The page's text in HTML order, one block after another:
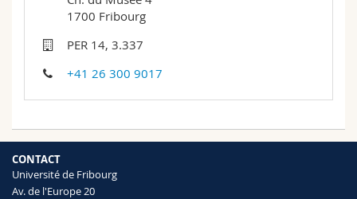
Sciences de l'éducation et de la formation
Sciences et médecine
Interfacultaire
Chercheurs
Collaborateurs
Doctorants
Bibliothèques
Webmail
Programme des cours
MyUnifr
1700 Fribourg
PER 14, 3.337
+41 26 300 9017
CONTACT
Université de Fribourg
Av. de l'Europe 20